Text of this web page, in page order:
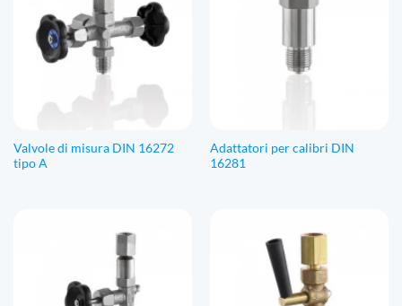
Valvole di misura DIN 16272
tipo A
Adattatori per calibri DIN
16281